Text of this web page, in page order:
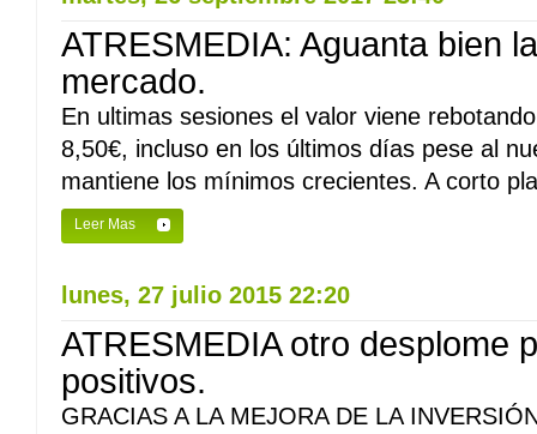
ATRESMEDIA: Aguanta bien
mercado.
En ultimas sesiones el valor viene
8,50€, incluso en los últimos días pese al
mantiene los mínimos crecientes. A corto
Leer Mas
lunes, 27 julio 2015 22:20
ATRESMEDIA otro desplome
positivos.
GRACIAS A LA MEJORA DE LA